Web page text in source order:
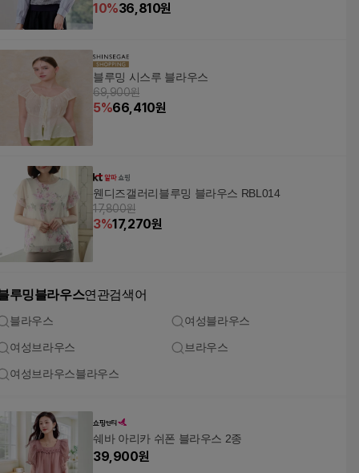
10%36,810원
블루밍 시스루 블라우스
69,900원
5%66,410원
웬디즈갤러리블루밍 블라우스 RBL014
17,800원
3%17,270원
루밍블라우스연관검색어
블라우스 여성블라우스
여성브라우스 브라우스
여성브라우스블라우스
쉐바 아리카 쉬폰 블라우스 2종
39,900원